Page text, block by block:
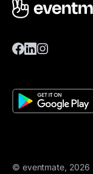
© eventmate, 2026